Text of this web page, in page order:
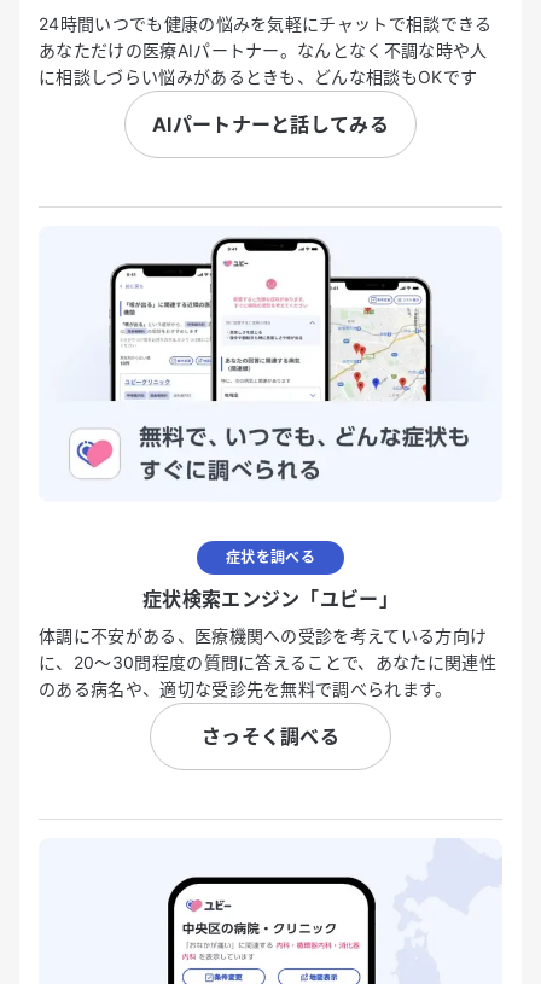
24時間いつでも健康の悩みを気軽にチャットで相談できる
あなただけの医療AIパートナー。なんとなく不調な時や人
に相談しづらい悩みがあるときも、どんな相談もOKです
AIパートナーと話してみる
症状を調べる
症状検索エンジン「ユビー」
体調に不安がある、医療機関への受診を考えている方向け
に、20〜30問程度の質問に答えることで、あなたに関連性
のある病名や、適切な受診先を無料で調べられます。
さっそく調べる